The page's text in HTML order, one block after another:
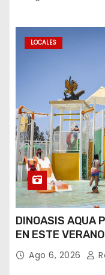
LOCALES
DINOASIS AQUA
EN ESTE VERANO
Ago 6, 2026